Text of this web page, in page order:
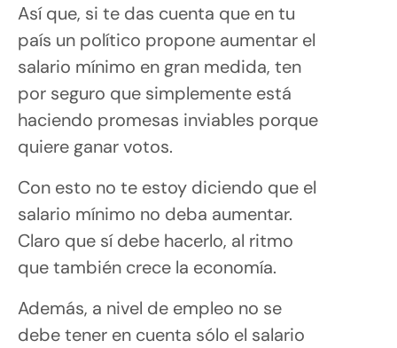
Así que, si te das cuenta que en tu
país un político propone aumentar el
salario mínimo en gran medida, ten
por seguro que simplemente está
haciendo promesas inviables porque
quiere ganar votos.
Con esto no te estoy diciendo que el
salario mínimo no deba aumentar.
Claro que sí debe hacerlo, al ritmo
que también crece la economía.
Además, a nivel de empleo no se
debe tener en cuenta sólo el salario